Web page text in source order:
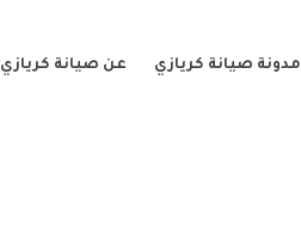
مدونة صيانة كريازي عن صيانة كريازي